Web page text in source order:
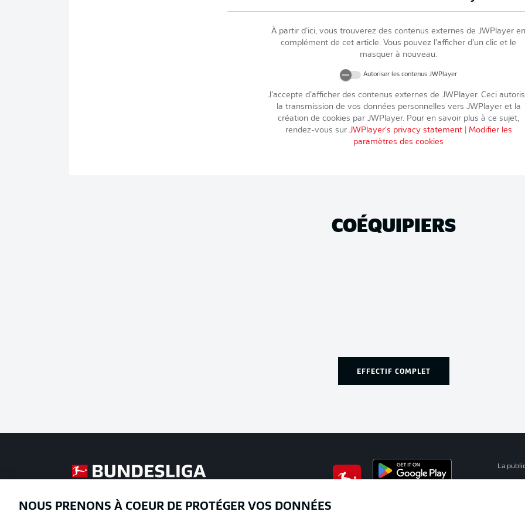
À partir d’ici, vous trouverez des contenus externes de JWPlayer en
complément de cet article. Vous pouvez l’afficher d’un clic et le
masquer à nouveau.
Autoriser les contenus JWPlayer
J’accepte d’afficher des contenus externes de JWPlayer. Ceci
la transmission de vos données personnelles vers JWPlayeret la
création de cookies par JWPlayer. Pour en savoir plus à ce sujet,
rendez-vous sur JWPlayer's privacy statement| Modifier les
paramètres des cookies
COÉQUIPIERS
EFFECTIF COMPLET
La
NOUS PRENONS À COEUR DE PROTÉGER VOS DONNÉES